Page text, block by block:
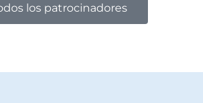
los patrocinadores